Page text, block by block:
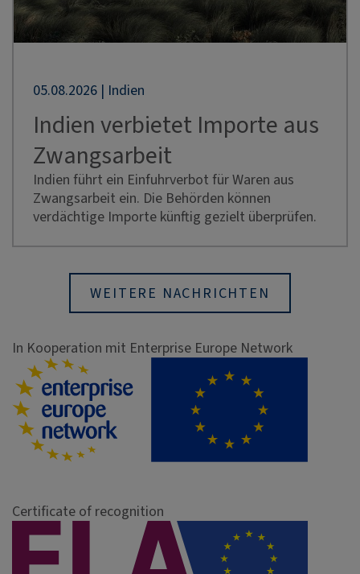
05.08.2026 | Indien
Indien verbietet Importe aus
Zwangsarbeit
Indien führt ein Einfuhrverbot für Waren aus
Zwangsarbeit ein. Die Behörden können
verdächtige Importe künftig gezielt überprüfen.
WEITERE NACHRICHTEN
In Kooperation mit Enterprise Europe Network
Certificate of recognition